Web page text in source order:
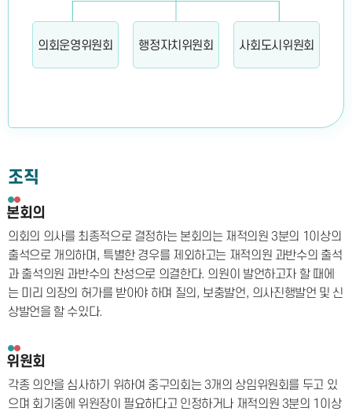
의회운영위원회 행정자치위원회 사회도시위원회
조직
본회의
의회의 의사를 최종적으로 결정하는 본회의는 재적의원 3분의 1이상의
출석으로 개의하며, 특별한 경우를 제외하고는 재적의원 과반수의 출석
과 출석의원 과반수의 찬성으로 의결한다. 의원이 발언하고자 할 때에
는 미리 의장의 허가를 받아야 하며 질의, 보충발언, 의사진행발언 및 신
상발언을 할 수있다.
위원회
각종 의안을 심사하기 위하여 중구의회는 3개의 상임위원회를 두고 있
으며 회기중에 위원장이 필요하다고 인정하거나 재적의원 3분의 1이상